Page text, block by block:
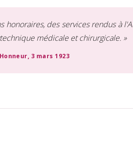
honoraires, des services rendus à
médicale et chirurgicale. »
3 mars 1923